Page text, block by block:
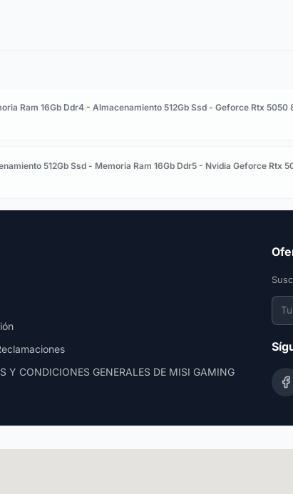
Ram 16Gb Ddr4 - Almacenamiento 512Gb Ssd - Geforce Rtx 5050
512Gb Ssd - Memoria Ram 16Gb Ddr5 - Nvidia Geforce Rtx
Y CONDICIONES GENERALES DE MISI GAMING